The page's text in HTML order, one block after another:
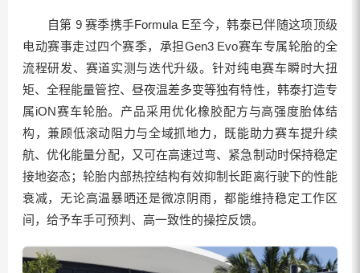
自第 9 赛季携手Formula E至今，韩泰已伴随这项顶级
电动赛事走过四个赛季，承担Gen3 Evo赛车专属轮胎的全
流程研发、赛道实测与迭代升级。针对纯电赛车瞬时大扭
矩、全程能量管控、昼夜温差多变等独有特性，韩泰打造专
属iON赛车轮胎。产品采用优化橡胶配方与高强度胎体结
构，兼顾低滚动阻力与全域抓地力，既能助力赛车提升续
航、优化能量分配，又可在高速过弯、紧急制动时保持稳定
接地姿态；轮胎内部热控结构有效抑制长距离行驶下的性能
衰减，无论高温暴晒还是微凉阴雨，都能维持稳定工作区
间，给予车手可预判、高一致性的操控反馈。